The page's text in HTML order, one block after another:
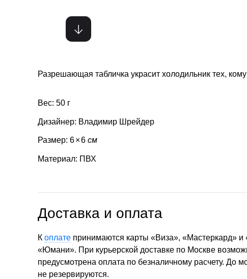
Разрешающая табличка украсит холодильник тех,
Вес: 50 г
Дизайнер: Владимир Шрейдер
Размер: 6×6 см
Материал: ПВХ
Доставка и оплата
К оплате принимаются карты «Виза», «Мастеркард»
«Юмани». При курьерской доставке по Москве
предусмотрена оплата по безналичному расчету. До
не резервируются.